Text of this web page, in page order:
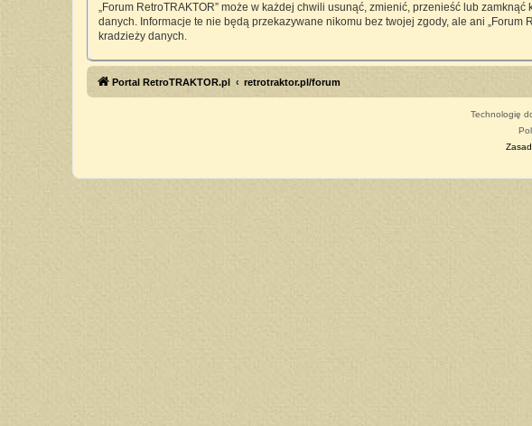
„Forum RetroTRAKTOR” może w każdej chwili usunąć, zmienić, przenieść lub
danych. Informacje te nie będą przekazywane nikomu bez twojej zgody, ale ani
kradzieży danych.
Portal RetroTRAKTOR.pl retrotraktor.pl/forum
Technologię